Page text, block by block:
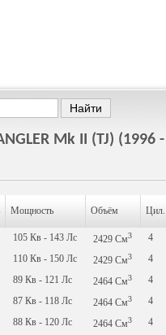
Mk II (TJ) (1996
Мощность Объём Цил.
105 Кв - 143 Лс 2429 См3
4
110 Кв - 150 Лс 2429 См3
4
89 Кв - 121 Лс 2464 См3
4
87 Кв - 118 Лс 2464 См3
4
88 Кв - 120 Лс 2464 См3
4